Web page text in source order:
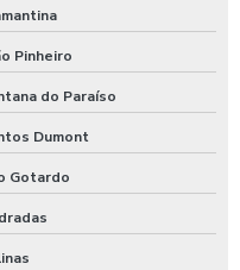
Pinheiro
do Paraíso
Dumont
Gotardo